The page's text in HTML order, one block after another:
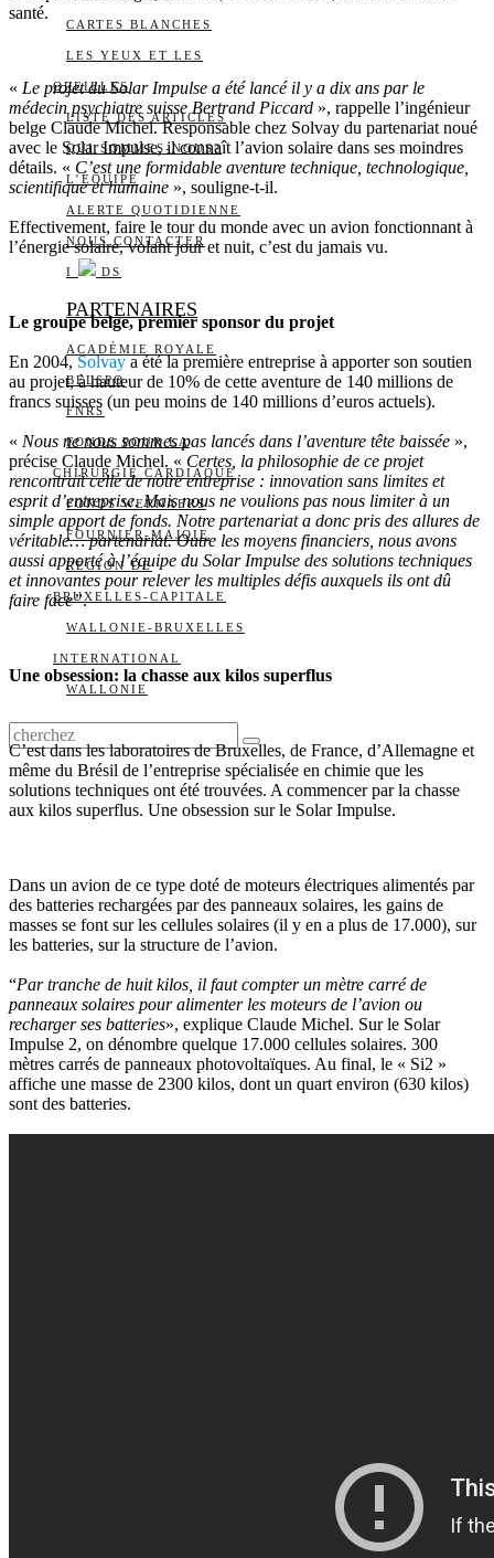
CARTES BLANCHES
LES YEUX ET LES
OREILLES
LISTE DES ARTICLES
QUI SOMMES-NOUS?
L’ÉQUIPE
ALERTE QUOTIDIENNE
NOUS CONTACTER
I DS
PARTENAIRES
ACADÉMIE ROYALE
BELSPO
FNRS
FONDS POUR LA
CHIRURGIE CARDIAQUE
FONDS WERNAERS
FOURNIER-MAJOIE
RÉGION DE
BRUXELLES-CAPITALE
WALLONIE-BRUXELLES
INTERNATIONAL
WALLONIE
santé.
« Le projet du Solar Impulse a été lancé il y a dix ans par le
médecin psychiatre suisse Bertrand Piccard », rappelle l’ingénieur
belge Claude Michel. Responsable chez Solvay du partenariat noué
avec le Solar Impulse, il connaît l’avion solaire dans ses moindres
détails. « C’est une formidable aventure technique, technologique,
scientifique et humaine », souligne-t-il.
Effectivement, faire le tour du monde avec un avion fonctionnant à
l’énergie solaire, volant jour et nuit, c’est du jamais vu.
Le groupe belge, premier sponsor du projet
En 2004,Solvaya été la première entreprise à apporter son soutien
au projet, à hauteur de 10% de cette aventure de 140 millions de
francs suisses (un peu moins de 140 millions d’euros actuels).
« Nous ne nous sommes pas lancés dans l’aventure tête baissée »,
précise Claude Michel. « Certes, la philosophie de ce projet
rencontrait celle de notre entreprise : innovation sans limites et
esprit d’entreprise. Mais nous ne voulions pas nous limiter à un
simple apport de fonds. Notre partenariat a donc pris des allures de
véritable… partenariat. Outre les moyens financiers, nous avons
aussi apporté à l’équipe du Solar Impulse des solutions techniques
et innovantes pour relever les multiples défis auxquels ils ont dû
faire face”.
Une obsession: la chasse aux kilos superflus
C’est dans les laboratoires de Bruxelles, de France, d’Allemagne et
même du Brésil de l’entreprise spécialisée en chimie que les
solutions techniques ont été trouvées. A commencer par la chasse
aux kilos superflus. Une obsession sur le Solar Impulse.
Dans un avion de ce type doté de moteurs électriques alimentés par
des batteries rechargées par des panneaux solaires, les gains de
masses se font sur les cellules solaires (il y en a plus de 17.000), sur
les batteries, sur la structure de l’avion.
“Par tranche de huit kilos, il faut compter un mètre carré de
panneaux solaires pour alimenter les moteurs de l’avion ou
recharger ses batteries», explique Claude Michel. Sur le Solar
Impulse 2, on dénombre quelque 17.000 cellules solaires. 300
mètres carrés de panneaux photovoltaïques. Au final, le « Si2 »
affiche une masse de 2300 kilos, dont un quart environ (630 kilos)
sont des batteries.